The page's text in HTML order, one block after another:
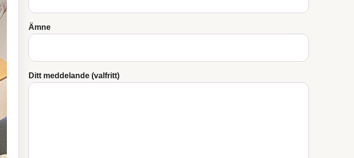
Ämne
Ditt meddelande (valfritt)